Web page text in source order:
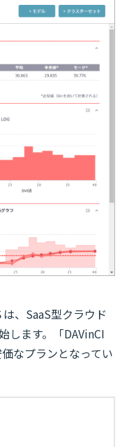
、SaaS型クラウド
します。「DAVinCI
なプランとなってい